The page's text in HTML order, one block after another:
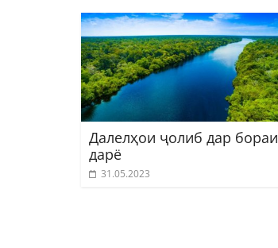
Далелҳои ҷолиб дар бораи
дарё
31.05.2023